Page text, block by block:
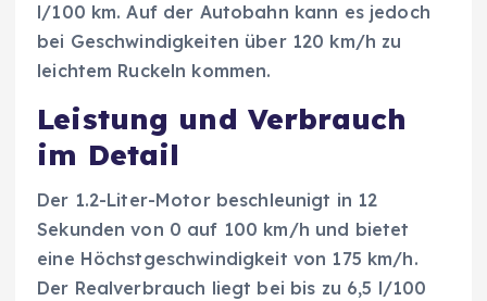
l/100 km. Auf der Autobahn kann es jedoch
bei Geschwindigkeiten über 120 km/h zu
leichtem Ruckeln kommen.
Leistung und Verbrauch
im Detail
Der 1.2-Liter-Motor beschleunigt in 12
Sekunden von 0 auf 100 km/h und bietet
eine Höchstgeschwindigkeit von 175 km/h.
Der Realverbrauch liegt bei bis zu 6,5 l/100